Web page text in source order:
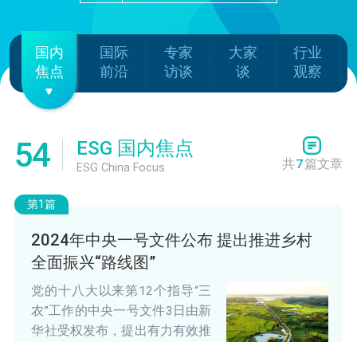
国内
焦点
国际
前沿
专家
访谈
大家
谈
行业
观察
54 ESG 国内焦点
ESG China Focus 共7篇文章
第1篇
2024年中央一号文件公布 提出推进乡村
全面振兴“路线图”
党的十八大以来第12个指导“三
农”工作的中央一号文件3日由新
华社受权发布，提出有力有效推